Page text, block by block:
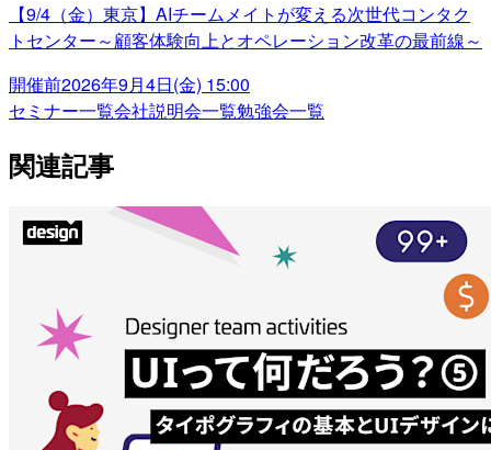
【9/4（金）東京】AIチームメイトが変える次世代コンタク
トセンター～顧客体験向上とオペレーション改革の最前線～
開催前2026年9月4日(金) 15:00
セミナー一覧会社説明会一覧勉強会一覧
関連記事